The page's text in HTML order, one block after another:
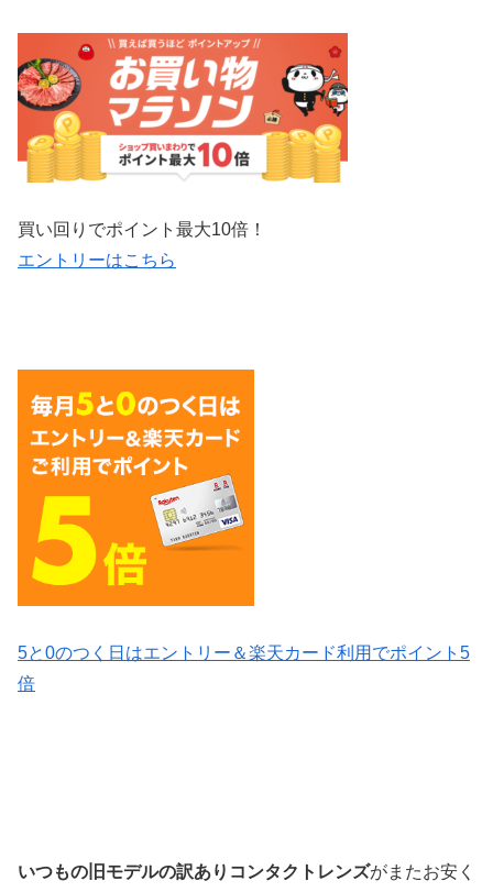
買い回りでポイント最大10倍！
エントリーはこちら
5と0のつく日はエントリー＆楽天カード利用でポイント5
倍
いつもの旧モデルの訳ありコンタクトレンズがまたお安く